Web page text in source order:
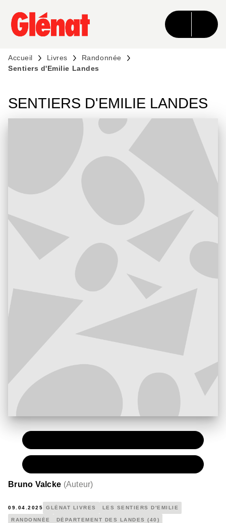
MENU RECHERCHE CONTENU
PIED DE PAGE
Accueil Livres
Randonnée
Sentiers d'Emilie Landes
SENTIERS D'EMILIE LANDES
Bruno Valcke (Auteur)
09.04.2025 GLÉNAT LIVRES LES SENTIERS D'EMILIE
RANDONNÉE DÉPARTEMENT DES LANDES (40)